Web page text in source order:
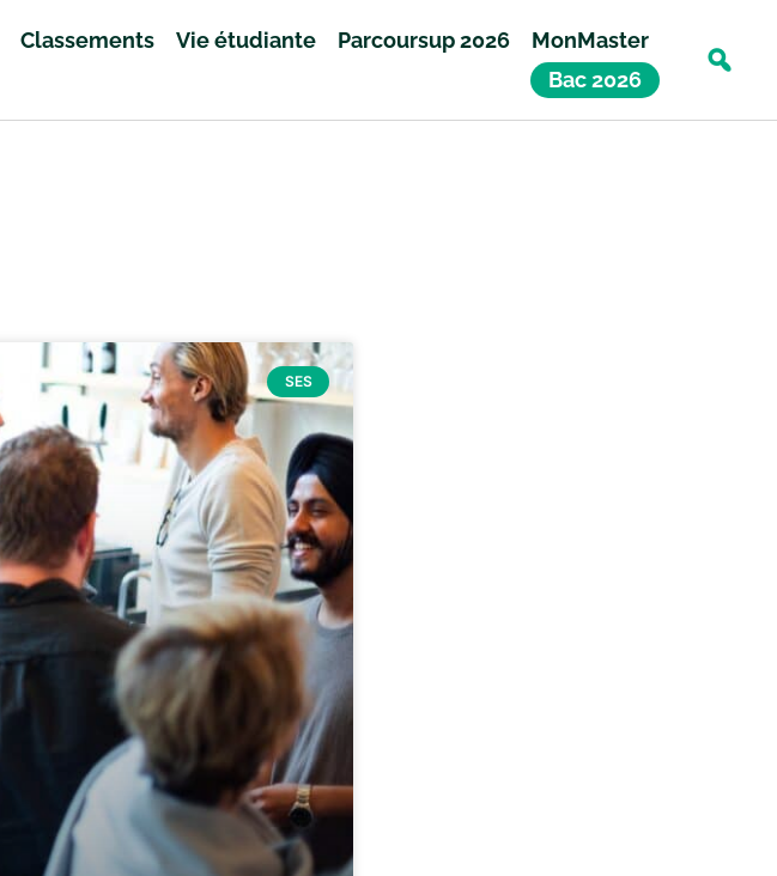
Classements Vie étudiante Parcoursup 2026
MonMaster
Bac 2026
SES